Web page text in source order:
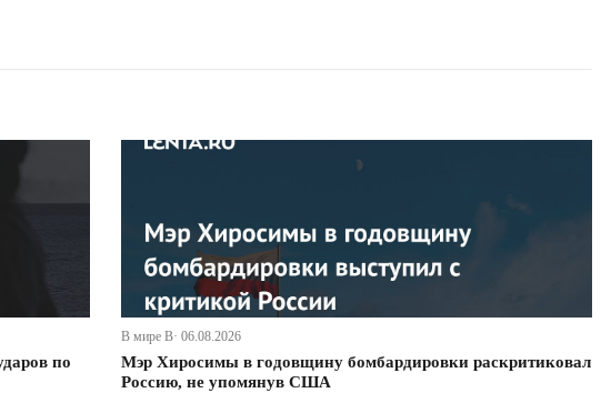
по
В мире В· 06.08.2026
Мэр Хиросимы в годовщину бомбардировки раскритиковал
Россию, не упомянув США